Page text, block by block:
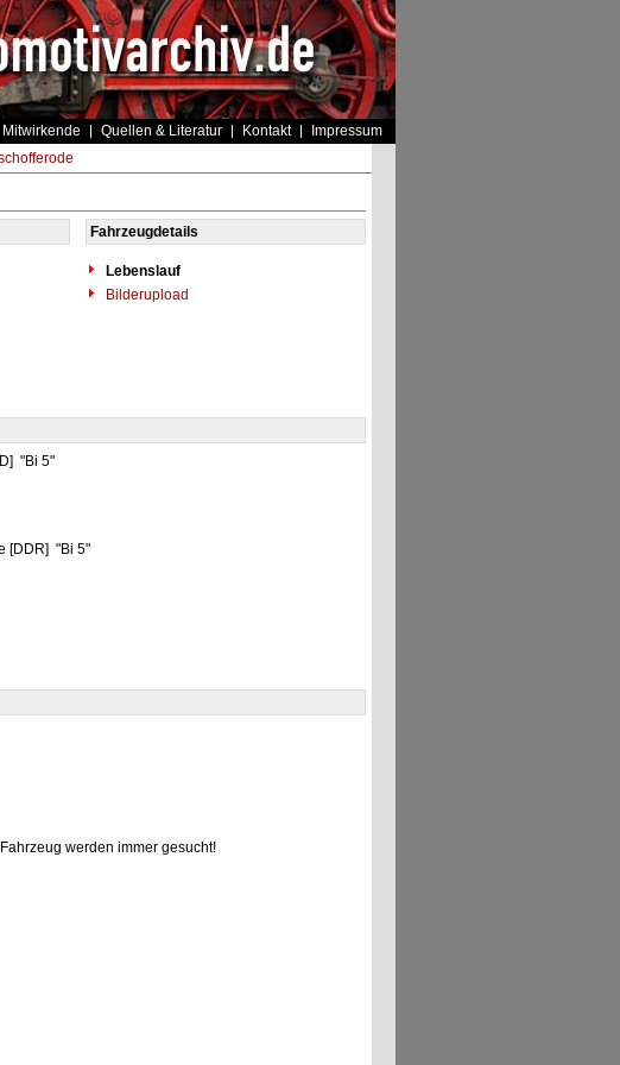
Mitwirkende Quellen & Literatur Kontakt Impressum
Fahrzeugdetails
Lebenslauf
Bilderupload
"Bi 5"
[DDR] "Bi 5"
werden immer gesucht!